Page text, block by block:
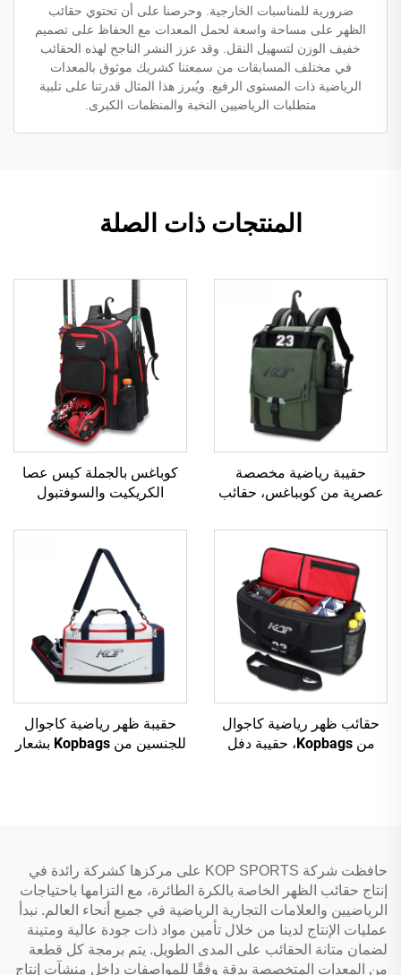
ضرورية للمناسبات الخارجية. وحرصنا على أن تحتوي حقائب
الظهر على مساحة واسعة لحمل المعدات مع الحفاظ على تصميم
خفيف الوزن لتسهيل النقل. وقد عزز النشر الناجح لهذه الحقائب
في مختلف المسابقات من سمعتنا كشريك موثوق بالمعدات
الرياضية ذات المستوى الرفيع. ويُبرز هذا المثال قدرتنا على تلبية
متطلبات الرياضيين النخبة والمنظمات الكبرى.
المنتجات ذات الصلة
حقيبة رياضية مخصصة
عصرية من كوبباغس، حقائب
رياضية مع فيلكرو
كوباغس بالجملة كيس عصا
الكريكيت والسوفتبول
الكروية للشباب والكبار
حقائب ظهر رياضية كاجوال
من Kopbags، حقيبة دفل
حقيبة ظهر رياضية كاجوال
للجنسين من Kopbags بشعار
حافظت شركة KOP SPORTS على مركزها كشركة رائدة في
إنتاج حقائب الظهر الخاصة بالكرة الطائرة، مع التزامها باحتياجات
الرياضيين والعلامات التجارية الرياضية في جميع أنحاء العالم. نبدأ
عمليات الإنتاج لدينا من خلال تأمين مواد ذات جودة عالية ومتينة
لضمان متانة الحقائب على المدى الطويل. يتم برمجة كل قطعة
من المعدات المتخصصة بدقة وفقًا للمواصفات داخل منشآت إنتاج